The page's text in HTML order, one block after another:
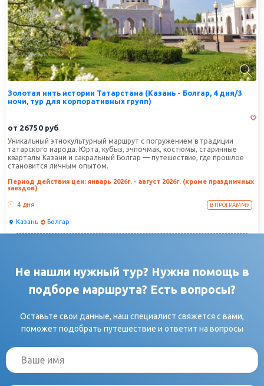
Золотая нить истории Татарстана (Казань - Болгар, 4 дня/3
ночи, тур для корпоративных групп)
от 26750 руб
Уникальный этнокультурный маршрут с погружением в традиции
татарского народа. Юрта, кубыз, эчпочмак, костюмы, старинные
кварталы Казани и сакральный Болгар — путешествие, где прошлое
становится личным опытом.
Период действия цен: январь 2026г. - август 2026г. (кроме праздничных
заездов)
4 дня В ПРОГРАММУ
Казань Болгар
Не нашли нужный тур? Нужна помощь в
подборе маршрута? Есть вопросы?
Оставьте свои данные, наш специалист свяжется с вами,
поможет подобрать путешествие и ответит на вопросы